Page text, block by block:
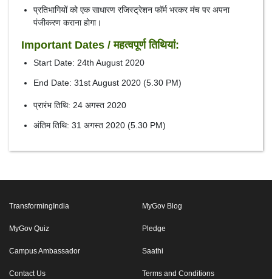
प्रतिभागियों को एक साधारण रजिस्ट्रेशन फॉर्म भरकर मंच पर अपना
पंजीकरण कराना होगा।
Important Dates / महत्वपूर्ण तिथियां:
Start Date: 24th August 2020
End Date: 31st August 2020 (5.30 PM)
प्रारंभ तिथि: 24 अगस्त 2020
अंतिम तिथि: 31 अगस्त 2020 (5.30 PM)
TransformingIndia MyGov Blog
MyGov Quiz Pledge
Campus Ambassador Saathi
Contact Us Terms and Conditions